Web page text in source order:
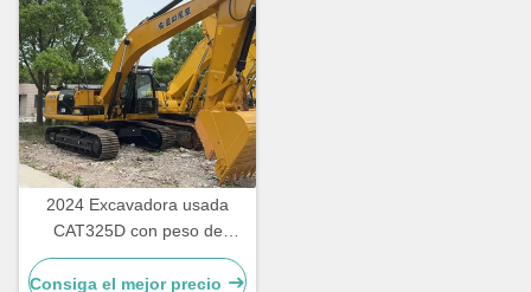
2024 Excavadora usada
CAT325D con peso de
operación de 25 toneladas,
velocidad de 5,3 km/h y
Consiga el mejor precio